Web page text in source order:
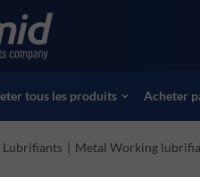
non destructifs (NDT)
les produits
tous les produits Acheter
Lubrifiants | Metal Working